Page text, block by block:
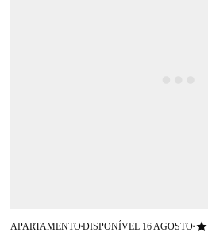
APARTAMENTO■DISPONÍVEL 16 AGOSTO■star